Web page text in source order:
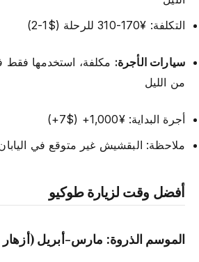
التكلفة: ¥170-310 للرحلة ($1-2)
سيارات الأجرة: مكلفة، استخدمها
من الليل
أجرة البداية: ¥1,000+ ($7+)
ملاحظة: البقشيش غير متوقع في
أفضل وقت لزيارة طوكيو
الموسم الذروة: مارس-أبريل (أزهار